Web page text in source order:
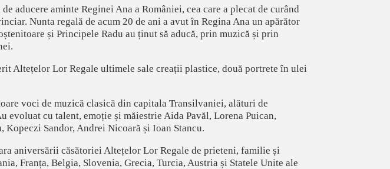
aducere aminte Reginei Ana a României, cea care a plecat de curând
Nunta regală de acum 20 de ani a avut în Regina Ana un apărător
și Principele Radu au ținut să aducă, prin muzică și prin
Altețelor Lor Regale ultimele sale creații plastice, două portrete în ulei
voci de muzică clasică din capitala Transilvaniei, alături de
evoluat cu talent, emoție și măiestrie Aida Pavăl, Lorena Puican,
Sandor, Andrei Nicoară și Ioan Stancu.
aniversării căsătoriei Altețelor Lor Regale de prieteni, familie și
Franța, Belgia, Slovenia, Grecia, Turcia, Austria și Statele Unite ale